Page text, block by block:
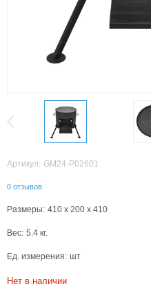
Артикул: GM24-P02601
0 отзывов
Размеры: 410 x 200 x 410
Вес: 5.4 кг.
Ед. измерения: шт
Нет в наличии